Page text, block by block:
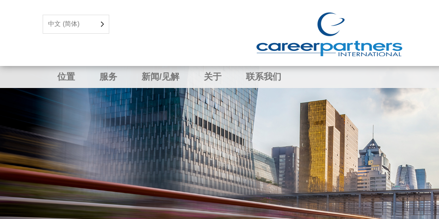
中文 (简体)
位置 服务 新闻/见解 关于 联系我们